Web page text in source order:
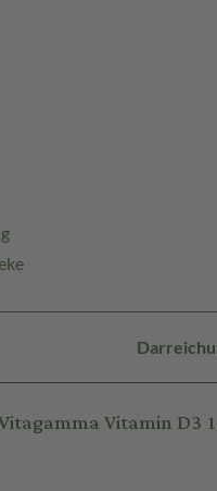
Vitamin D3